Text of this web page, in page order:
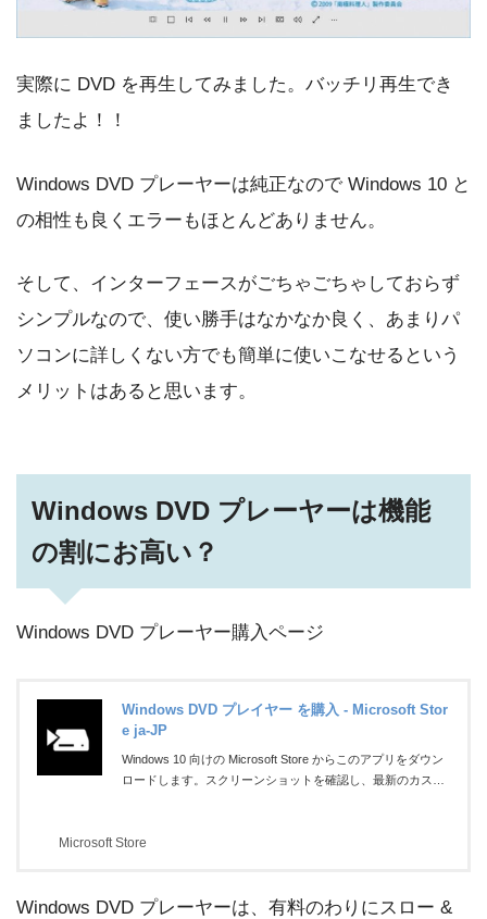
実際に DVD を再生してみました。バッチリ再生でき
ましたよ！！
Windows DVD プレーヤーは純正なので Windows 10 と
の相性も良くエラーもほとんどありません。
そして、インターフェースがごちゃごちゃしておらず
シンプルなので、使い勝手はなかなか良く、あまりパ
ソコンに詳しくない方でも簡単に使いこなせるという
メリットはあると思います。
Windows DVD プレーヤーは機能
の割にお高い？
Windows DVD プレーヤー購入ページ
Windows DVD プレイヤー を購入 - Microsoft Stor
e ja-JP
Windows 10 向けの Microsoft Store からこのアプリをダウン
ロードします。スクリーンショットを確認し、最新のカスタ
Microsoft Store
Windows DVD プレーヤーは、有料のわりにスロー &